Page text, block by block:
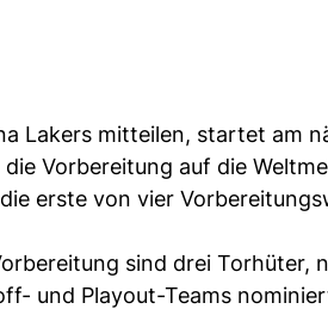
Lakers mitteilen, startet am
Vorbereitung auf die
erste von vier
sind drei Torhüter,
und Playout-Teams